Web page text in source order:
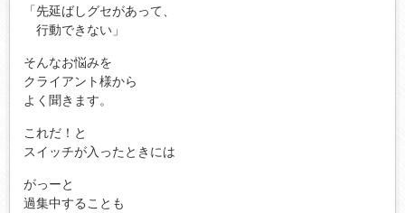
「先延ばしグセがあって、
行動できない」
そんなお悩みを
クライアント様から
よく聞きます。
これだ！と
スイッチが入ったときには
がっーと
過集中することも